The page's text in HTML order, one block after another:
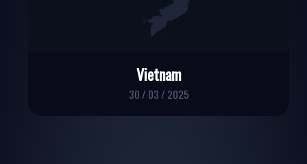
Vietnam
30 / 03 / 2025